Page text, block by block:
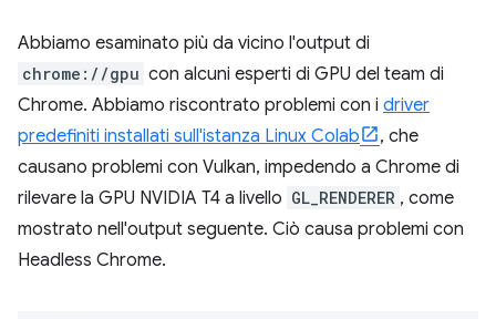
Abbiamo esaminato più da vicino l'output di
chrome://gpu con alcuni esperti di GPU del team di
Chrome. Abbiamo riscontrato problemi con i driver
predefiniti installati sull'istanza Linux Colab
, che
causano problemi con Vulkan, impedendo a Chrome di
rilevare la GPU NVIDIA T4 a livello GL_RENDERER , come
mostrato nell'output seguente. Ciò causa problemi con
Headless Chrome.